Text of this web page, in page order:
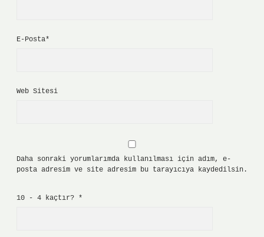
E-Posta*
Web Sitesi
Daha sonraki yorumlarımda kullanılması için adım, e-
posta adresim ve site adresim bu tarayıcıya kaydedilsin.
10 - 4 kaçtır? *